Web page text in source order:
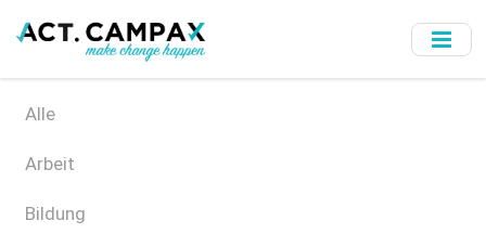
to
Alle
Arbeit
Bildung